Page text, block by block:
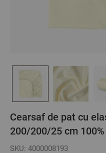
Cearsaf de pat cu
200/200/25 cm
SKU: 4000008193